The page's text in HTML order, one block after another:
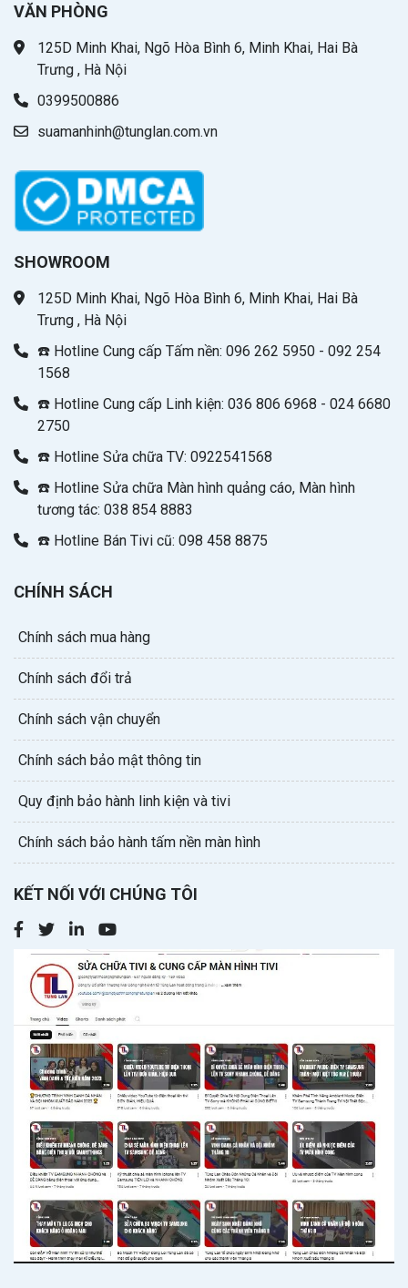
VĂN PHÒNG
125D Minh Khai, Ngõ Hòa Bình 6, Minh Khai, Hai Bà
Trưng , Hà Nội
0399500886
suamanhinh@tunglan.com.vn
SHOWROOM
125D Minh Khai, Ngõ Hòa Bình 6, Minh Khai, Hai Bà
Trưng , Hà Nội
☎️ Hotline Cung cấp Tấm nền: 096 262 5950 - 092 254
1568
☎️ Hotline Cung cấp Linh kiện: 036 806 6968 - 024 6680
2750
☎️ Hotline Sửa chữa TV: 0922541568
☎️ Hotline Sửa chữa Màn hình quảng cáo, Màn hình
tương tác: 038 854 8883
☎️ Hotline Bán Tivi cũ: 098 458 8875
CHÍNH SÁCH
Chính sách mua hàng
Chính sách đổi trả
Chính sách vận chuyển
Chính sách bảo mật thông tin
Quy định bảo hành linh kiện và tivi
Chính sách bảo hành tấm nền màn hình
KẾT NỐI VỚI CHÚNG TÔI